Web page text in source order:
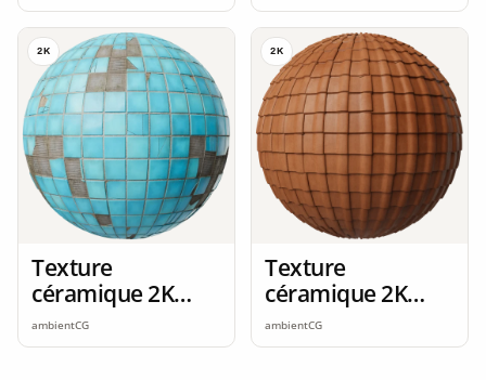
2K
Texture
céramique 2K
seamless
ambientCG
2K
Texture
céramique 2K
seamless
ambientCG